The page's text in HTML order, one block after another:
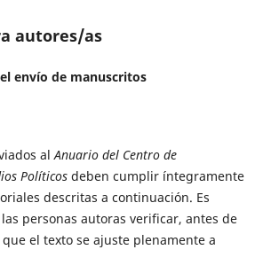
autores/as
envío de manuscritos
alAnuario del Centro de
Políticosdeben cumplir íntegramente
descritas a continuación. Es
personas autoras verificar, antes de
el texto se ajuste plenamente a